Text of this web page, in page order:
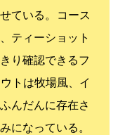
ている。 コース
ティーショット
り確認できるフ
トは牧場風、イ
んだんに存在さ
になっている。